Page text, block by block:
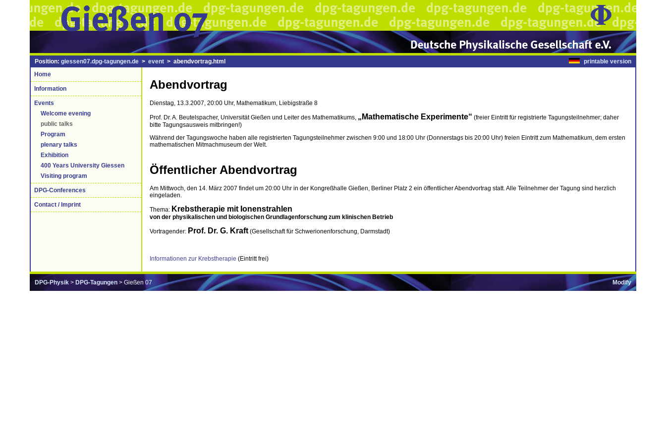
printable version
Position: giessen07.dpg-tagungen.de > event > abendvortrag.html
Home
Information
Events
Welcome evening
public talks
Program
plenary talks
Exhibition
400 Years University Giessen
Visiting program
DPG-Conferences
Contact / Imprint
Abendvortrag
Dienstag, 13.3.2007, 20:00 Uhr, Mathematikum, Liebigstraße 8
Prof. Dr. A. Beutelspacher, Universität Gießen und Leiter des Mathematikums, „Mathematische Experimente“ (freier Eintritt für registrierte Tagungsteilnehmer; daher
bitte Tagungsausweis mitbringen!)
Während der Tagungswoche haben alle registrierten Tagungsteilnehmer zwischen 9:00 und 18:00 Uhr (Donnerstags bis 20:00 Uhr) freien Eintritt zum Mathematikum, dem ersten
mathematischen Mitmachmuseum der Welt.
Öffentlicher Abendvortrag
Am Mittwoch, den 14. März 2007 findet um 20:00 Uhr in der Kongreßhalle Gießen, Berliner Platz 2 ein öffentlicher Abendvortrag statt. Alle Teilnehmer der Tagung sind herzlich
eingeladen.
Thema: Krebstherapie mit Ionenstrahlen
von der physikalischen und biologischen Grundlagenforschung zum klinischen Betrieb
Vortragender: Prof. Dr. G. Kraft(Gesellschaft für Schwerionenforschung, Darmstadt)
Informationen zur Krebstherapie (Eintritt frei)
Modify
DPG-Physik > DPG-Tagungen > Gießen 07